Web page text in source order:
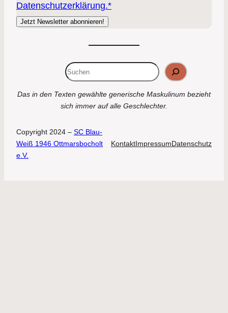
Datenschutzerklärung.*
Das in den Texten gewählte generische Maskulinum bezieht
sich immer auf alle Geschlechter.
Copyright 2024 – SC Blau-
Weiß 1946 Ottmarsbocholt
e.V.
KontaktImpressumDatenschutz